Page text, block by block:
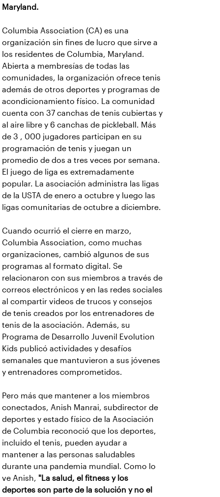
Maryland.
Columbia Association (CA) es una
organización sin fines de lucro que sirve a
los residentes de Columbia, Maryland.
Abierta a membresías de todas las
comunidades, la organización ofrece tenis
además de otros deportes y programas de
acondicionamiento físico. La comunidad
cuenta con 37 canchas de tenis cubiertas y
al aire libre y 6 canchas de pickleball. Más
de 3 , 000 jugadores participan en su
programación de tenis y juegan un
promedio de dos a tres veces por semana.
El juego de liga es extremadamente
popular. La asociación administra las ligas
de la USTA de enero a octubre y luego las
ligas comunitarias de octubre a diciembre.
Cuando ocurrió el cierre en marzo,
Columbia Association, como muchas
organizaciones, cambió algunos de sus
programas al formato digital. Se
relacionaron con sus miembros a través de
correos electrónicos y en las redes sociales
al compartir videos de trucos y consejos
de tenis creados por los entrenadores de
tenis de la asociación. Además, su
Programa de Desarrollo Juvenil Evolution
Kids publicó actividades y desafíos
semanales que mantuvieron a sus jóvenes
y entrenadores comprometidos.
Pero más que mantener a los miembros
conectados, Anish Manrai, subdirector de
deportes y estado físico de la Asociación
de Columbia reconoció que los deportes,
incluido el tenis, pueden ayudar a
mantener a las personas saludables
durante una pandemia mundial. Como lo
ve Anish, "La salud, el fitness y los
deportes son parte de la solución y no el